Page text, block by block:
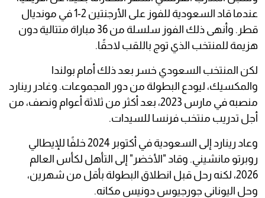
عندما قاد السعودية للفوز على الأرجنتين 2-1 في مونديال
قطر. وأنهى ذلك الفوز سلسلة من 36 مباراة متتالية دون
هزيمة للمنتخب الذي توج باللقب لاحقًا.
لكن المنتخب السعودي خسر بعد ذلك أمام بولندا
والمكسيك، ليودع البطولة من دور المجموعات. وغادر رينارد
منصبه في مارس 2023، بعد أكثر من ثلاثة أعوام ونصف، من
أجل تدريب منتخب فرنسا للسيدات.
وعاد رينارد إلى السعودية في أكتوبر 2024 خلفًا للإيطالي
روبرتو مانشيني. وقاد "الأخضر" إلى التأهل لكأس العالم
2026، لكنه رحل قبل انطلاق البطولة بأقل من شهرين،
وحل اليوناني جورجيوس دونيس مكانه.